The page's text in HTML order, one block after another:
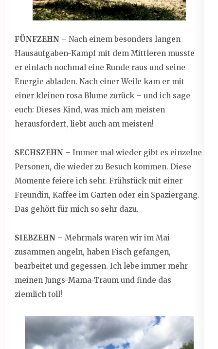
FÜNFZEHN – Nach einem besonders langen
Hausaufgaben-Kampf mit dem Mittleren musste
er einfach nochmal eine Runde raus und seine
Energie abladen. Nach einer Weile kam er mit
einer kleinen rosa Blume zurück – und ich sage
euch: Dieses Kind, was mich am meisten
herausfordert, liebt auch am meisten!
SECHSZEHN – Immer mal wieder gibt es einzelne
Personen, die wieder zu Besuch kommen. Diese
Momente feiere ich sehr. Frühstück mit einer
Freundin, Kaffee im Garten oder ein Spaziergang.
Das gehört für mich so sehr dazu.
SIEBZEHN – Mehrmals waren wir im Mai
zusammen angeln, haben Fisch gefangen,
bearbeitet und gegessen. Ich lebe immer mehr
meinen Jungs-Mama-Traum und finde das
ziemlich toll!